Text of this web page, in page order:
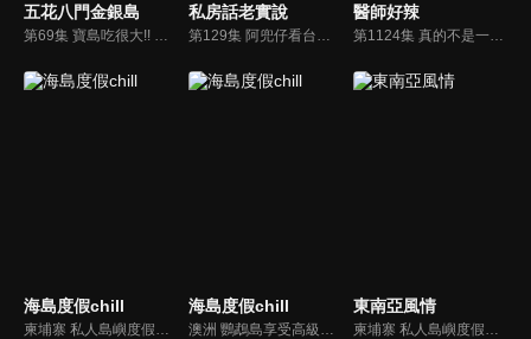
五花八門金銀島 私房話老實說 醫師好辣
第1124集 真的不是一點小事就爆走？醫病互嗆大會來了！
海島度假chill
柬埔寨 私人島嶼度假體驗！最漫遊的隱世天堂度假勝地
海島度假chill
澳洲 鸚鵡島享受高級奢華露營！黑暗監獄化身的藝術聖地
東南亞風情
柬埔寨 私人島嶼度假體驗！最漫遊的隱世天堂度假勝地